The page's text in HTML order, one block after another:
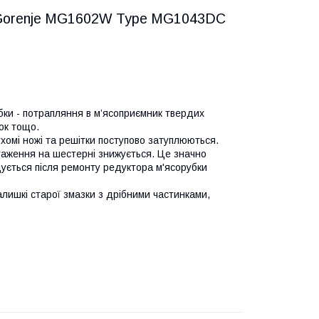
MG1602W Type MG1043DC
- потрапляння в м’ясоприємник твердих
тощо.
ножі та решітки поступово затуплюються.
на шестерні знижується. Це значно
після ремонту редуктора м'ясорубки
старої змазки з дрібними частинками,